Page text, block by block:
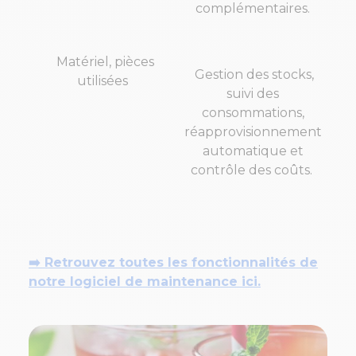
complémentaires.
Matériel, pièces
utilisées
Gestion des stocks,
suivi des
consommations,
réapprovisionnement
automatique et
contrôle des coûts.
➡️ Retrouvez toutes les fonctionnalités de
notre logiciel de maintenance ici.